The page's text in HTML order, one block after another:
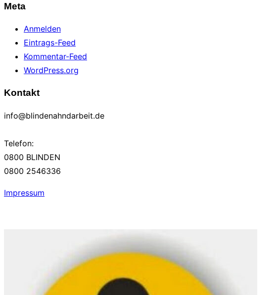
Meta
Anmelden
Eintrags-Feed
Kommentar-Feed
WordPress.org
Kontakt
info@blindenahndarbeit.de
Telefon:
0800 BLINDEN
0800 2546336
Impressum